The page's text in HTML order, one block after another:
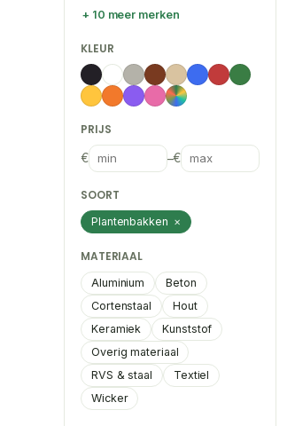
+ 10 meer merken
KLEUR
PRIJS
€ –€
SOORT
Plantenbakken ×
MATERIAAL
Aluminium
Beton
Cortenstaal
Hout
Keramiek
Kunststof
Overig materiaal
RVS & staal
Textiel
Wicker